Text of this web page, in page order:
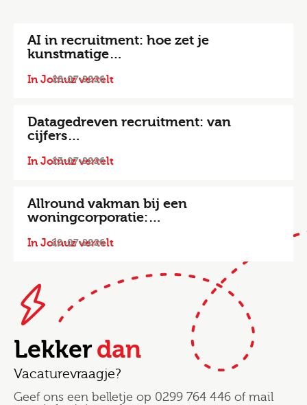
AI in recruitment: hoe zet je
kunstmatige…
In Joinuz vertelt
28-07-2026
Datagedreven recruitment: van
cijfers…
In Joinuz vertelt
23-07-2026
Allround vakman bij een
woningcorporatie:…
In Joinuz vertelt
20-07-2026
Lekkerdan
Vacaturevraagje?
Geef ons een belletje op 0299 764 446 of mail